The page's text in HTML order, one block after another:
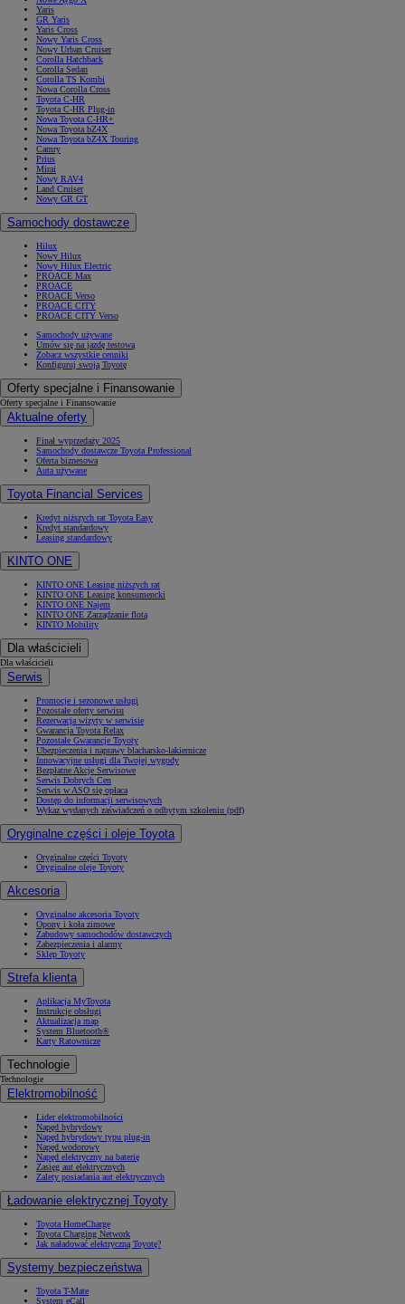
Yaris
GR Yaris
Yaris Cross
Nowy Yaris Cross
Nowy Urban Cruiser
Corolla Hatchback
Corolla Sedan
Corolla TS Kombi
Nowa Corolla Cross
Toyota C-HR
Toyota C-HR Plug-in
Nowa Toyota C-HR+
Nowa Toyota bZ4X
Nowa Toyota bZ4X Touring
Camry
Prius
Mirai
Nowy RAV4
Land Cruiser
Nowy GR GT
Samochody dostawcze
Hilux
Nowy Hilux
Nowy Hilux Electric
PROACE Max
PROACE
PROACE Verso
PROACE CITY
PROACE CITY Verso
Samochody używane
Umów się na jazdę testową
Zobacz wszystkie cenniki
Konfiguruj swoją Toyotę
Oferty specjalne i Finansowanie
Oferty specjalne i Finansowanie
Aktualne oferty
Finał wyprzedaży 2025
Samochody dostawcze Toyota Professional
Oferta biznesowa
Auta używane
Toyota Financial Services
Kredyt niższych rat Toyota Easy
Kredyt standardowy
Leasing standardowy
KINTO ONE
KINTO ONE Leasing niższych rat
KINTO ONE Leasing konsumencki
KINTO ONE Najem
KINTO ONE Zarządzanie flotą
KINTO Mobility
Dla właścicieli
Dla właścicieli
Serwis
Promocje i sezonowe usługi
Pozostałe oferty serwisu
Rezerwacja wizyty w serwisie
Gwarancja Toyota Relax
Pozostałe Gwarancje Toyoty
Ubezpieczenia i naprawy blacharsko-lakiernicze
Innowacyjne usługi dla Twojej wygody
Bezpłatne Akcje Serwisowe
Serwis Dobrych Cen
Serwis w ASO się opłaca
Dostęp do informacji serwisowych
Wykaz wydanych zaświadczeń o odbytym szkoleniu (pdf)
Oryginalne części i oleje Toyota
Oryginalne części Toyoty
Oryginalne oleje Toyoty
Akcesoria
Oryginalne akcesoria Toyoty
Opony i koła zimowe
Zabudowy samochodów dostawczych
Zabezpieczenia i alarmy
Sklep Toyoty
Strefa klienta
Aplikacja MyToyota
Instrukcje obsługi
Aktualizacja map
System Bluetooth®
Karty Ratownicze
Technologie
Technologie
Elektromobilność
Lider elektromobilności
Napęd hybrydowy
Napęd hybrydowy typu plug-in
Napęd wodorowy
Napęd elektryczny na baterię
Zasięg aut elektrycznych
Zalety posiadania aut elektrycznych
Ładowanie elektrycznej Toyoty
Toyota HomeCharge
Toyota Charging Network
Jak naładować elektryczną Toyotę?
Systemy bezpieczeństwa
Toyota T-Mate
System eCall